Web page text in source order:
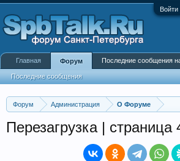
Войти
Форум Администрация О Форуме
Перезагрузка | страница
Главная Форум
Последние сообщения
Последние сообщения